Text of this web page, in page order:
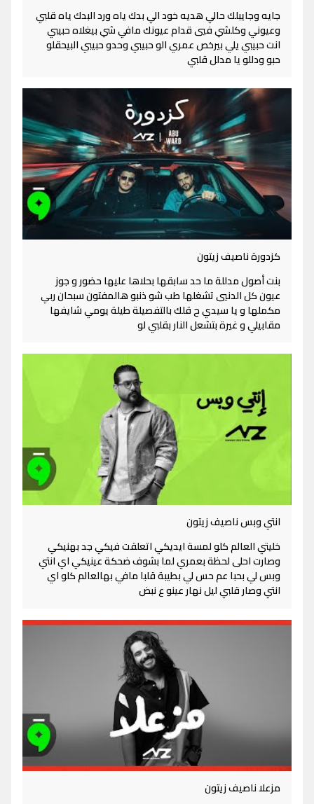
جايه وجايبلك حالي هديه خود الي بدك ياه ورد البدك ياه قلبي
وعيوني وكلشي فيي قدام عيونك مافي شي بيغلاه حبيبي
انت حبيبي يلي بيرخص عمري الو حبيبي وحدو حبيبي البيحقلو
حبو ودللو يا مدلل قلبي
كزدورة ناصيف زيتون
بنت أصول مدللة ما حد سابقها بحلاها عليها حضور و جوز
عيون كل الدنيي تشغلها طب شو ذنبو هالمفتون سبحان ربي
مكملها و يا سيدي ح قلك بالتفصيلة طيلة يومي شايفها
مقابيلي و غيرة بتشعل النار بقلبي لو
انتي وبس ناصيف زيتون
خليتي العالم كلو لمسة ايديكي اتعلقت فيكي جد بهنيكي
وصارت احلى لحظة بعمري لما بشوف ضحكة عينيكي اي انتي
وبس لي بحبا عم حس لي بطيبة قلبا مافي بهالعالم كلو اي
انتي وصار قلبي ليل نهار عينو ع نبض
مزعلا ناصيف زيتون